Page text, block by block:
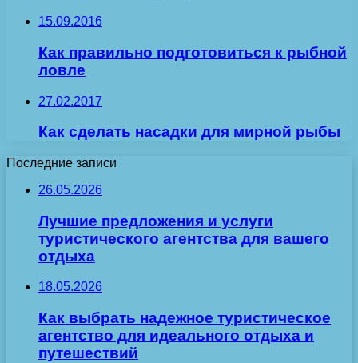
15.09.2016
Как правильно подготовиться к рыбной
ловле
27.02.2017
Как сделать насадки для мирной рыбы
Последние записи
26.05.2026
Лучшие предложения и услуги
туристического агентства для вашего
отдыха
18.05.2026
Как выбрать надежное туристическое
агентство для идеального отдыха и
путешествий